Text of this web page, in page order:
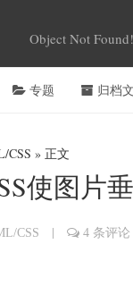
Object Not Found!
专题 归档
CSS » 正文
使图片
CSS | 4 条评论